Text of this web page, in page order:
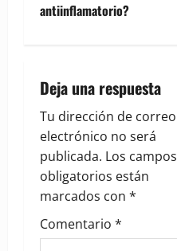
a
i
g
a
t
i
antiinflamatorio?
Deja una respuesta
Tu dirección de correo
electrónico no será
publicada. Los campos
obligatorios están
marcados con *
Comentario *